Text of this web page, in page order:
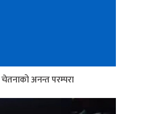
चेतनाको अनन्त परम्परा